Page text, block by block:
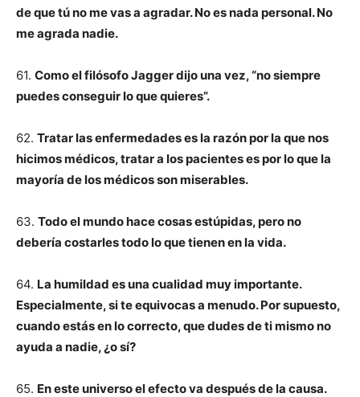
de que tú no me vas a agradar. No es nada personal. No
me agrada nadie.
61. Como el filósofo Jagger dijo una vez, “no siempre
puedes conseguir lo que quieres”.
62. Tratar las enfermedades es la razón por la que nos
hicimos médicos, tratar a los pacientes es por lo que la
mayoría de los médicos son miserables.
63. Todo el mundo hace cosas estúpidas, pero no
debería costarles todo lo que tienen en la vida.
64. La humildad es una cualidad muy importante.
Especialmente, si te equivocas a menudo. Por supuesto,
cuando estás en lo correcto, que dudes de ti mismo no
ayuda a nadie, ¿o sí?
65. En este universo el efecto va después de la causa.